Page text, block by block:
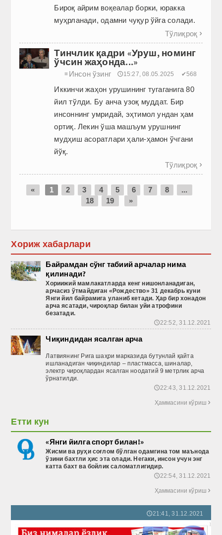
Бироқ айрим воқеалар борки, юракка
муҳрланади, одамни чуқур ўйга солади.
Тўлиқроқ 
Тинчлик қадри «Уруш, номинг
ўчсин жаҳонда...»
≡ Инсон ўзинг 🕔15:27, 08.05.2025 ✔568
Иккинчи жаҳон урушининг тугаганига 80
йил тўлди. Бу анча узоқ муддат. Бир
инсоннинг умридай, эҳтимол ундан ҳам
ортиқ. Лекин ўша машъум урушнинг
мудҳиш асоратлари ҳали-ҳамон ўчгани
йўқ.
Тўлиқроқ 
« 1 2 3 4 5 6 7 8
...
18
19 »
Хориж хабарлари
Байрамдан сўнг табиий арчалар нима
қилинади?
Хориижиймамлакатларда кенг нишонланадиган,
арчасиз ўтмайдиган «Рождество» 31 декабрькуни
Янги йил байрамига уланибкетади. Ҳар бир хонадон
арча ясатади, чироқлар билан уйи атрофини
безатади.
🕔22:52, 31.12.2021
Чиқиндидан ясалган арча
Латвиянинг Рига шаҳри марказида бутунлай қайта
ишланадиган чиқиндилар – пластмасса, шиналар,
электр чироқлардан ясалган ноодатий 9 метрлик арча
ўрнатилди.
🕔22:43, 31.12.2021
Ҳаммасини кўриш
Етти кун
«Янги йилга спорт билан!»
Жисми ва руҳи соғлом бўлган одамгина том маънода
ўзини бахтли ҳис эта олади. Негаки, инсон учун энг
катта бахт ва бойлик саломатлигидир.
🕔22:54, 31.12.2021
Ҳаммасини кўриш
🕔21:41, 31.12.2021